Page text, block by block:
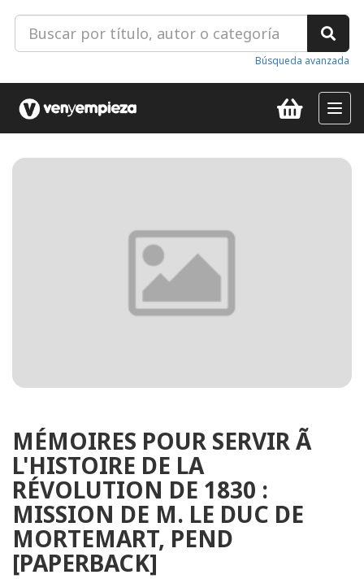
Búsqueda avanzada
MÉMOIRES POUR SERVIR Ã
L'HISTOIRE DE LA
RÉVOLUTION DE 1830 :
MISSION DE M. LE DUC DE
MORTEMART, PEND
[PAPERBACK]